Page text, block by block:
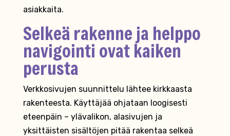
asiakkaita.
Selkeä rakenne ja helppo
navigointi ovat kaiken
perusta
Verkkosivujen suunnittelu lähtee kirkkaasta
rakenteesta. Käyttäjää ohjataan loogisesti
eteenpäin – ylävalikon, alasivujen ja
yksittäisten sisältöjen pitää rakentaa selkeä